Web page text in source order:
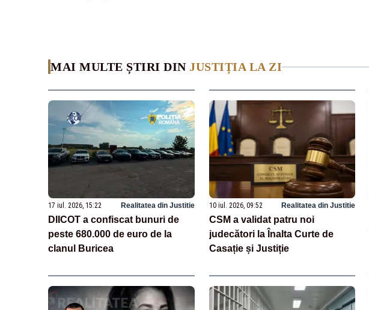
MAI MULTE ȘTIRI DIN JUSTIȚIA LA ZI
17 iul. 2026, 15:22 Realitatea din Justitie
DIICOT a confiscat bunuri de
peste 680.000 de euro de la
clanul Buricea
10 iul. 2026, 09:52 Realitatea din Justitie
CSM a validat patru noi
judecători la Înalta Curte de
Casație și Justiție